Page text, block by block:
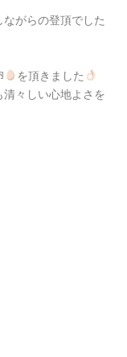
がらの登頂でした
を頂きました
々しい心地よさを